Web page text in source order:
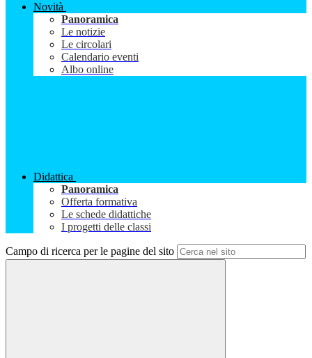
Novità
Panoramica
Le notizie
Le circolari
Calendario eventi
Albo online
Didattica
Panoramica
Offerta formativa
Le schede didattiche
I progetti delle classi
Campo di ricerca per le pagine del sito